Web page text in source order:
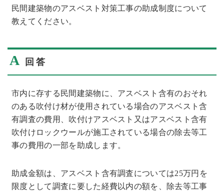
民間建築物のアスベスト対策工事の助成制度について
教えてください。
A 回答
市内に存する民間建築物に、アスベスト含有のおそれ
のある吹付け材が使用されている場合のアスベスト含
有調査の費用、吹付けアスベスト又はアスベスト含有
吹付けロックウールが施工されている場合の除去等工
事の費用の一部を助成します。
助成金額は、アスベスト含有調査については25万円を
限度として調査に要した経費以内の額を、除去等工事